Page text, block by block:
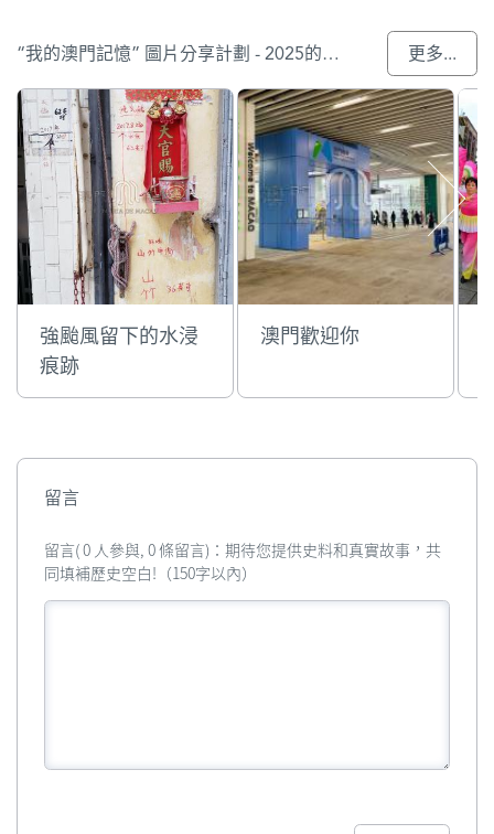
“我的澳門記憶” 圖片分享計劃 - 2025的參與作品 更多...
強颱風留下的水浸
痕跡
澳門歡迎你
留言
留言( 0 人參與, 0 條留言)：期待您提供史料和真實故事，共
同填補歷史空白!（150字以內）